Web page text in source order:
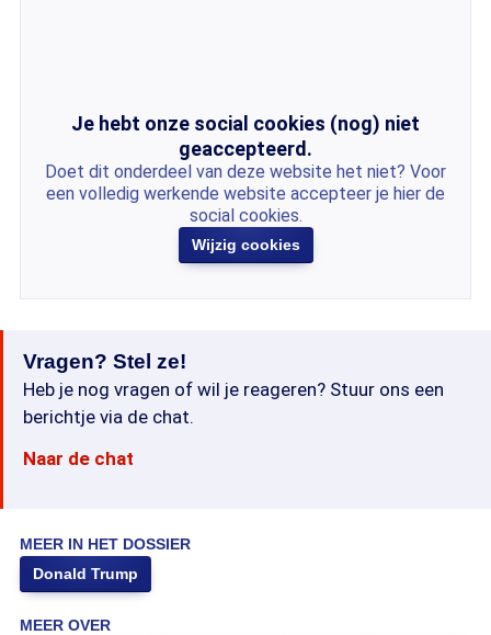
Je hebt onze social cookies (nog) niet
geaccepteerd.
Doet dit onderdeel van deze website het niet? Voor
een volledig werkende website accepteer je hier de
social cookies.
Wijzig cookies
Vragen? Stel ze!
Heb je nog vragen of wil je reageren? Stuur ons een
berichtje via de chat.
Naar de chat
MEER IN HET DOSSIER
Donald Trump
MEER OVER